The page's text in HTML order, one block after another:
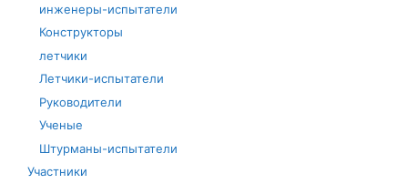
инженеры-испытатели
Конструкторы
летчики
Летчики-испытатели
Руководители
Ученые
Штурманы-испытатели
Участники